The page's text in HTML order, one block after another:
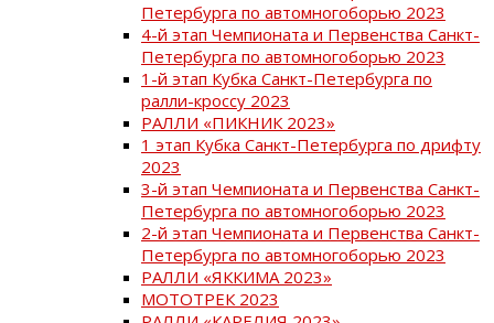
Петербурга по автомногоборью 2023
4-й этап Чемпионата и Первенства Санкт-
Петербурга по автомногоборью 2023
1-й этап Кубка Санкт-Петербурга по
ралли-кроссу 2023
РАЛЛИ «ПИКНИК 2023»
1 этап Кубка Санкт-Петербурга по дрифту
2023
3-й этап Чемпионата и Первенства Санкт-
Петербурга по автомногоборью 2023
2-й этап Чемпионата и Первенства Санкт-
Петербурга по автомногоборью 2023
РАЛЛИ «ЯККИМА 2023»
МОТОТРЕК 2023